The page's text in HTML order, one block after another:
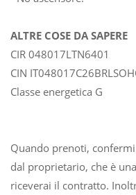
ALTRE COSE DA SAPERE
CIR 048017LTN6401
CIN
Classe energetica G
Quando prenoti,
dal proprietario, che è
riceverai il contratto.